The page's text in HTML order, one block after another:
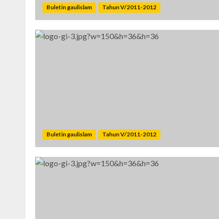
Buletin gaulislam Tahun V/2011-2012
Buletin gaulislam Tahun V/2011-2012